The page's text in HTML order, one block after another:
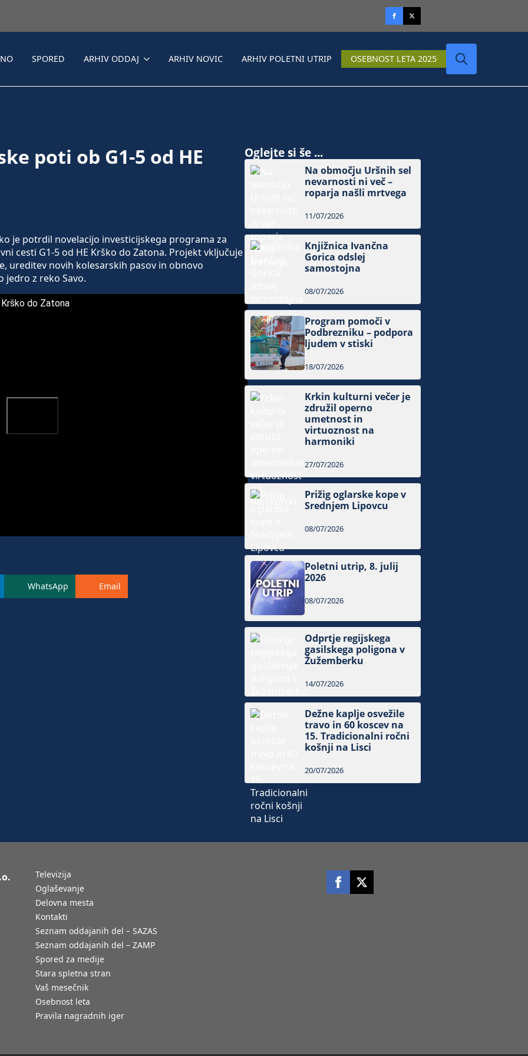
SPORED ARHIV ODDAJ ARHIV NOVIC ARHIV POLETNI UTRIP OSEBNOST LETA 2025
poti ob G1-5 od HE
je potrdil novelacijo investicijskega programa za
cesti G1-5 od HE Krško do Zatona. Projekt vključuje
ureditev novih kolesarskih pasov in obnovo
jedro z reko Savo.
do Zatona
WhatsApp Email
Oglejte si še ...
Na območju Uršnih sel
nevarnosti ni več –
roparja našli mrtvega
11/07/2026
Knjižnica Ivančna
Gorica odslej
samostojna
08/07/2026
Program pomoči v
Podbrezniku – podpora
ljudem v stiski
18/07/2026
Krkin kulturni večer je
združil operno
umetnost in
virtuoznost na
harmoniki
27/07/2026
Prižig oglarske kope v
Srednjem Lipovcu
08/07/2026
Poletni utrip, 8. julij
2026
08/07/2026
Odprtje regijskega
gasilskega poligona v
Žužemberku
14/07/2026
Dežne kaplje osvežile
travo in 60 koscev na
15. Tradicionalni ročni
košnji na Lisci
20/07/2026
Televizija
Oglaševanje
Delovna mesta
Kontakti
Seznam oddajanih del – SAZAS
Seznam oddajanih del – ZAMP
Spored za medije
Stara spletna stran
Vaš mesečnik
Osebnost leta
Pravila nagradnih iger